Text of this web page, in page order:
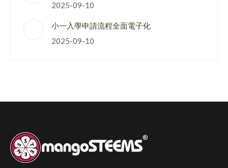
2025-09-10
小一入學申請流程全面電子化
2025-09-10